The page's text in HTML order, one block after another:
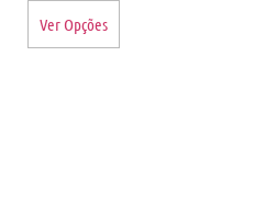
Ver Opções